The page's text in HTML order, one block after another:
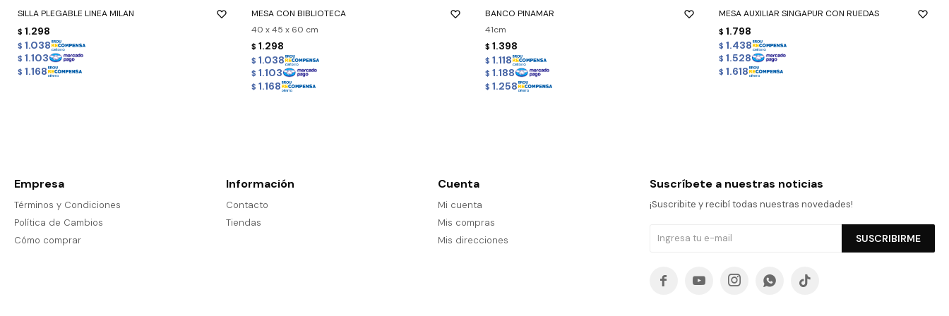
SILLA PLEGABLE LINEA MILAN
$ 1.298
$ 1.038
$ 1.103
$ 1.168
MESA CON BIBLIOTECA
40 x 45 x 60 cm
$ 1.298
$ 1.038
$ 1.103
$ 1.168
BANCO PINAMAR
41cm
$ 1.398
$ 1.118
$ 1.188
$ 1.258
MESA AUXILIAR SINGAPUR CON RUEDAS
$ 1.798
$ 1.438
$ 1.528
$ 1.618
Empresa
Términos y Condiciones
Política de Cambios
Cómo comprar
Información
Contacto
Tiendas
Cuenta
Mi cuenta
Mis compras
Mis direcciones
Suscríbete a nuestras noticias
¡Suscribite y recibí todas nuestras novedades!
SUSCRIBIRME
    